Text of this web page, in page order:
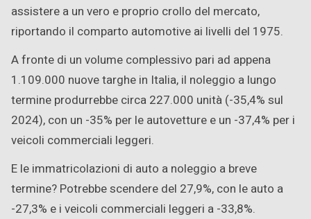
assistere a un vero e proprio crollo del mercato,
riportando il comparto automotive ai livelli del 1975.
A fronte di un volume complessivo pari ad appena
1.109.000 nuove targhe in Italia, il noleggio a lungo
termine produrrebbe circa 227.000 unità (-35,4% sul
2024), con un -35% per le autovetture e un -37,4% per i
veicoli commerciali leggeri.
E le immatricolazioni di auto a noleggio a breve
termine? Potrebbe scendere del 27,9%, con le auto a
-27,3% e i veicoli commerciali leggeri a -33,8%.